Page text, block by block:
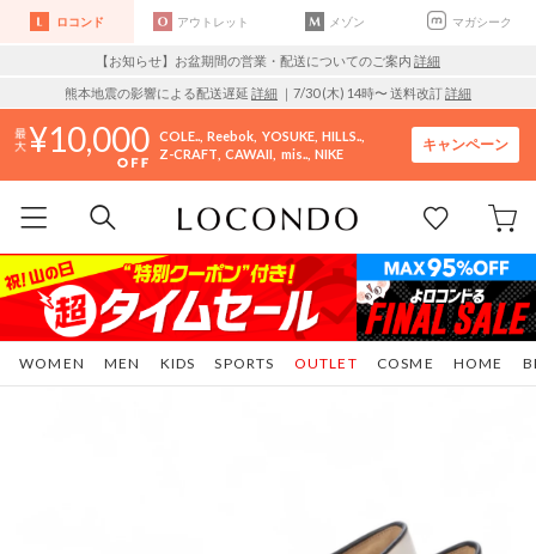
ロコンド アウトレット メゾン マガシーク
【お知らせ】お盆期間の営業・配送についてのご案内 詳細
熊本地震の影響による配送遅延 詳細 ｜7/30 (木) 14時〜 送料改訂詳細
10,000 COLE.. Reebok YOSUKE HILLS..
Z-CRAFT CAWAII mis.. NIKE
キャンペーン
WOMEN MEN KIDS SPORTS COSME HOME
OUTLET